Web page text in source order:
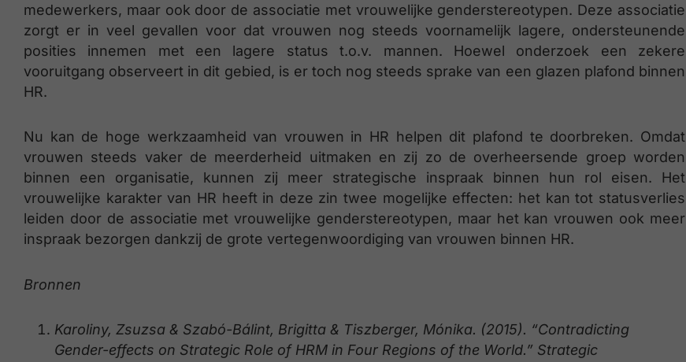
medewerkers, maar ook door de associatie met vrouwelijke genderstereotypen. Deze associatie
zorgt er in veel gevallen voor dat vrouwen nog steeds voornamelijk lagere, ondersteunende
posities innemen met een lagere status t.o.v. mannen. Hoewel onderzoek een zekere
vooruitgang observeert in dit gebied, is er toch nog steeds sprake van een glazen plafond binnen
HR.
Nu kan de hoge werkzaamheid van vrouwen in HR helpen dit plafond te doorbreken. Omdat
vrouwen steeds vaker de meerderheid uitmaken en zij zo de overheersende groep worden
binnen een organisatie, kunnen zij meer strategische inspraak binnen hun rol eisen. Het
vrouwelijke karakter van HR heeft in deze zin twee mogelijke effecten: het kan tot statusverlies
leiden door de associatie met vrouwelijke genderstereotypen, maar het kan vrouwen ook meer
inspraak bezorgen dankzij de grote vertegenwoordiging van vrouwen binnen HR.
Bronnen
Karoliny, Zsuzsa & Szabó-Bálint, Brigitta & Tiszberger, Mónika. (2015). “Contradicting
Gender-effects on Strategic Role of HRM in Four Regions of the World.” Strategic